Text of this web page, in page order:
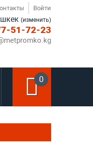
(изменить)
51-72-23
Войти
0